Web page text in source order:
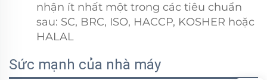
nhận ít nhất một trong các tiêu chuẩn
sau: SC, BRC, ISO, HACCP, KOSHER hoặc
HALAL
Sức mạnh của nhà máy